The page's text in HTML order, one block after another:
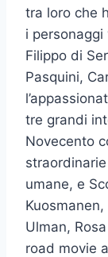
tra loro che
i
Filippo di
Pasquini,
tre grandi
Novecento
umane, e
Ulman,
road movie